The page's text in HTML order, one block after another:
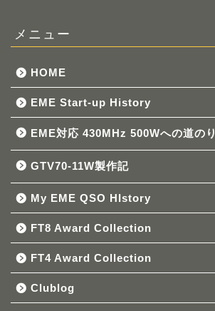
メニュー
HOME
EME Start-up History
EME対応 430MHz 500Wへの道のり
GTV70-11W製作記
My EME QSO HIstory
FT8 Award Collection
FT4 Award Collection
Clublog